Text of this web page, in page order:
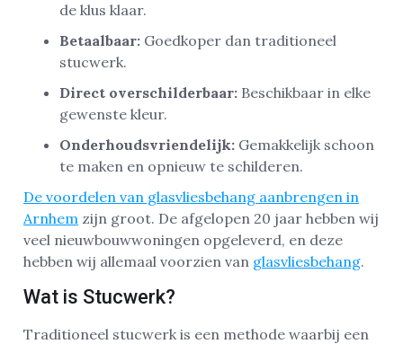
de klus klaar.
Betaalbaar: Goedkoper dan traditioneel
stucwerk.
Direct overschilderbaar: Beschikbaar in elke
gewenste kleur.
Onderhoudsvriendelijk: Gemakkelijk schoon
te maken en opnieuw te schilderen.
De voordelen van glasvliesbehang aanbrengen in
Arnhem zijn groot. De afgelopen 20 jaar hebben wij
veel nieuwbouwwoningen opgeleverd, en deze
hebben wij allemaal voorzien van glasvliesbehang.
Wat is Stucwerk?
Traditioneel stucwerk is een methode waarbij een